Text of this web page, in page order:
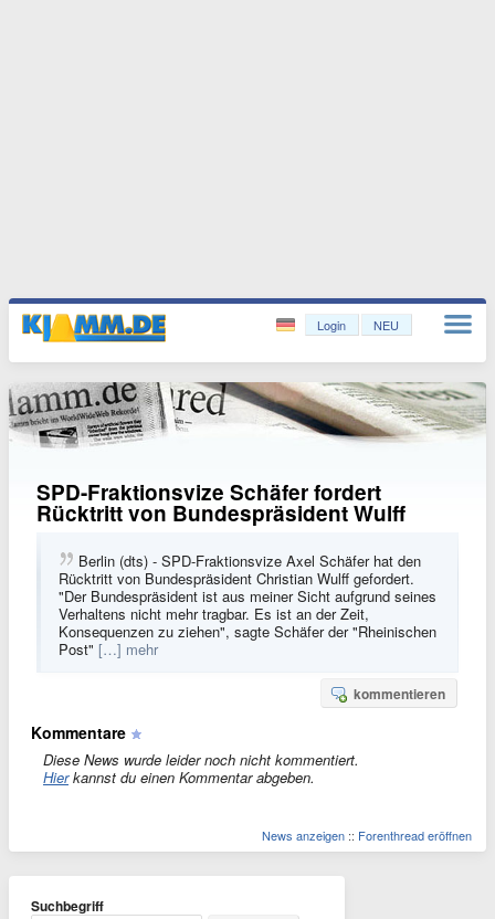
Login NEU
SPD-Fraktionsvize Schäfer fordert
Rücktritt von Bundespräsident Wulff
Berlin (dts) - SPD-Fraktionsvize Axel Schäfer hat den
Rücktritt von Bundespräsident Christian Wulff gefordert.
"Der Bundespräsident ist aus meiner Sicht aufgrund seines
Verhaltens nicht mehr tragbar. Es ist an der Zeit,
Konsequenzen zu ziehen", sagte Schäfer der "Rheinischen
Post" […] mehr
kommentieren
Kommentare
Diese News wurde leider noch nicht kommentiert.
Hierkannst du einen Kommentar abgeben.
News anzeigen :: Forenthread eröffnen
Suchbegriff